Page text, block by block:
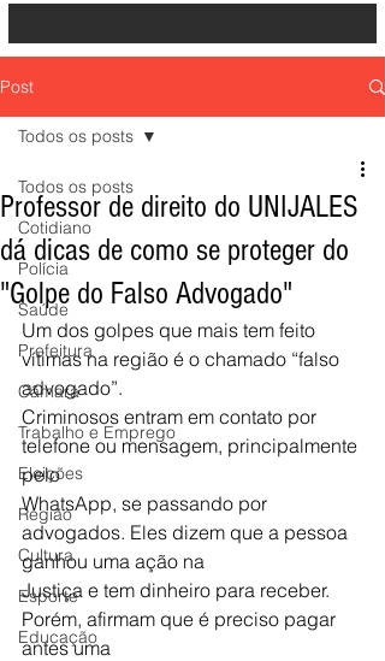
Post
Todos os posts
Cotidiano
Polícia
Saúde
Prefeitura
Câmara
Trabalho e Emprego
Eleições
Região
Cultura
Esporte
Educação
Todos os posts
Professor de direito do UNIJALES
dá dicas de como se proteger do
"Golpe do Falso Advogado"
Um dos golpes que mais tem feito
vítimas na região é o chamado “falso
advogado”.
Criminosos entram em contato por
telefone ou mensagem, principalmente
pelo
WhatsApp, se passando por
advogados. Eles dizem que a pessoa
ganhou uma ação na
Justiça e tem dinheiro para receber.
Porém, afirmam que é preciso pagar
antes uma